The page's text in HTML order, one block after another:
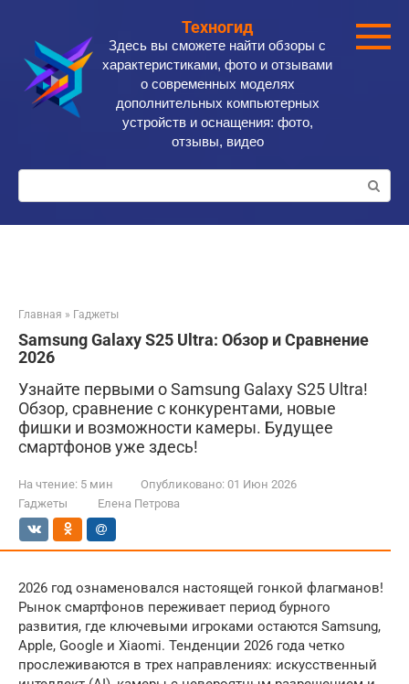
контенту
Техногид
Здесь вы сможете найти обзоры с
характеристиками, фото и отзывами
о современных моделях
дополнительных компьютерных
устройств и оснащения: фото,
отзывы, видео
Поиск:
Главная » Гаджеты
Samsung Galaxy S25 Ultra: Обзор и Сравнение
2026
Узнайте первыми о Samsung Galaxy S25 Ultra!
Обзор, сравнение с конкурентами, новые
фишки и возможности камеры. Будущее
смартфонов уже здесь!
На чтение: 5 мин Опубликовано: 01 Июн 2026
Гаджеты
Елена Петрова
2026 год ознаменовался настоящей гонкой флагманов!
Рынок смартфонов переживает период бурного
развития, где ключевыми игроками остаются Samsung,
Apple, Google и Xiaomi. Тенденции 2026 года четко
прослеживаются в трех направлениях: искусственный